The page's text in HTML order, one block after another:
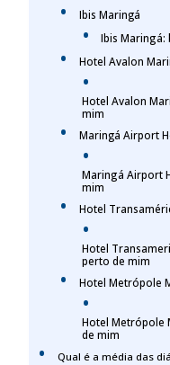
Ibis Maringá
Ibis Maringá:
Hotel Avalon
Hotel Avalon
mim
Maringá Airport
Maringá Airport
mim
Hotel
Hotel
perto de mim
Hotel Metrópole
Hotel Metrópole
de mim
Qual é a média das